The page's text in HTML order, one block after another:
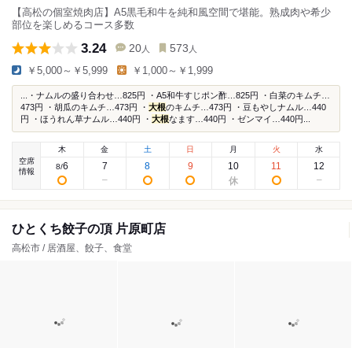
【高松の個室焼肉店】A5黒毛和牛を純和風空間で堪能。熟成肉や希少
部位を楽しめるコース多数
3.24 20 人 573 人
￥5,000～￥5,999 ￥1,000～￥1,999
...・ナムルの盛り合わせ…825円 ・A5和牛すじポン酢…825円 ・白菜のキムチ…
473円 ・胡瓜のキムチ…473円 ・ 大根のキムチ…473円 ・豆もやしナムル…440
円 ・ほうれん草ナムル…440円 ・ 大根なます…440円 ・ゼンマイ…440円...
空席
情報
木
8/6
金
7
土
8
日
9
月
10
火
11
水
12
ひとくち餃子の頂 片原町店
高松市 / 居酒屋、餃子、食堂